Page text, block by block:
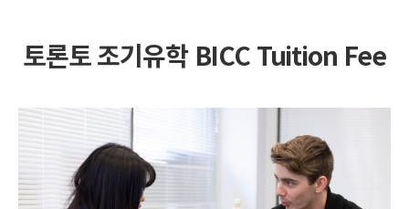
토론토 조기유학 BICC Tuition Fee